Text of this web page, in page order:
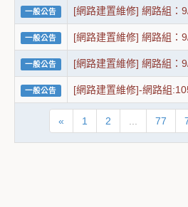
一般公告 [網路建置維修] 網路組：
一般公告 [網路建置維修] 網路組：
一般公告 [網路建置維修] 網路組：
一般公告 [網路建置維修]-網路組
« 1 2 77